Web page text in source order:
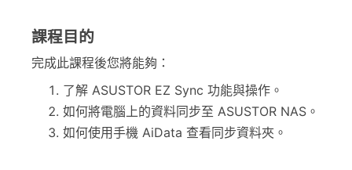
課程目的
完成此課程後您將能夠：
了解 ASUSTOR EZ Sync 功能與操作。
如何將電腦上的資料同步至 ASUSTOR NAS。
如何使用手機 AiData 查看同步資料夾。